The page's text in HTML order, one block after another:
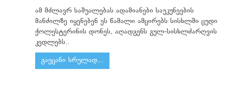
ამ მძლავრ საშუალებას ადამიანები საუკუნეების
მანძილზე იყენებენ ეს წამალი ამცირებს სისხლში ცუდი
ქოლესტერინის დონეს, აღადგენს გულ-სისხლძარღვის
კედლებს..
გაეცანი სრულად...